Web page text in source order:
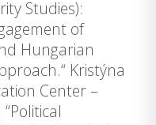
Studies):
of
Hungarian
Kristýna
Center –